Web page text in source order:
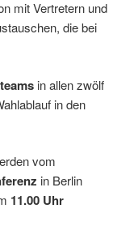
mit Vertretern und
die bei
in allen zwölf
in den
vom
in Berlin
11.00 Uhr